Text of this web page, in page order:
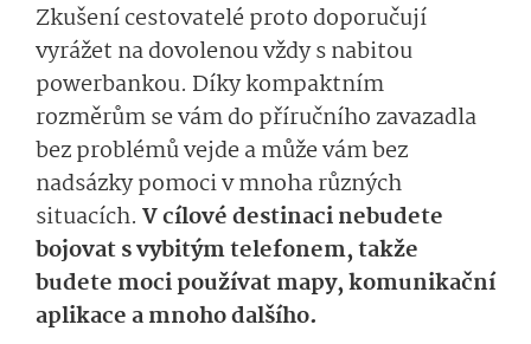
Zkušení cestovatelé proto doporučují
vyrážet na dovolenou vždy s nabitou
powerbankou. Díky kompaktním
rozměrům se vám do příručního zavazadla
bez problémů vejde a může vám bez
nadsázky pomoci v mnoha různých
situacích. V cílové destinaci nebudete
bojovat s vybitým telefonem, takže
budete moci používat mapy, komunikační
aplikace a mnoho dalšího.